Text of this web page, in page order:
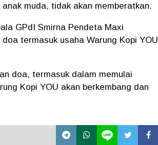
muda, tidak akan memberatkan.
GPdI Smirna Pendeta Maxi
termasuk usaha Warung Kopi YOU
doa, termasuk dalam memulai
Kopi YOU akan berkembang dan